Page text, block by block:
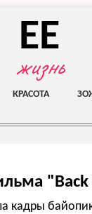
EE
жизнь
КРАСОТА
"Back
кадры